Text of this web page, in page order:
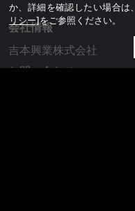
会社情報
吉本興業株式会社
お問い合わせ
か、詳細を確認したい場合は、
リシー]をご参照ください。